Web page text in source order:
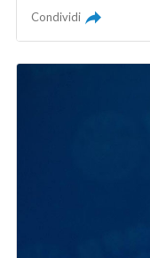
Condividi